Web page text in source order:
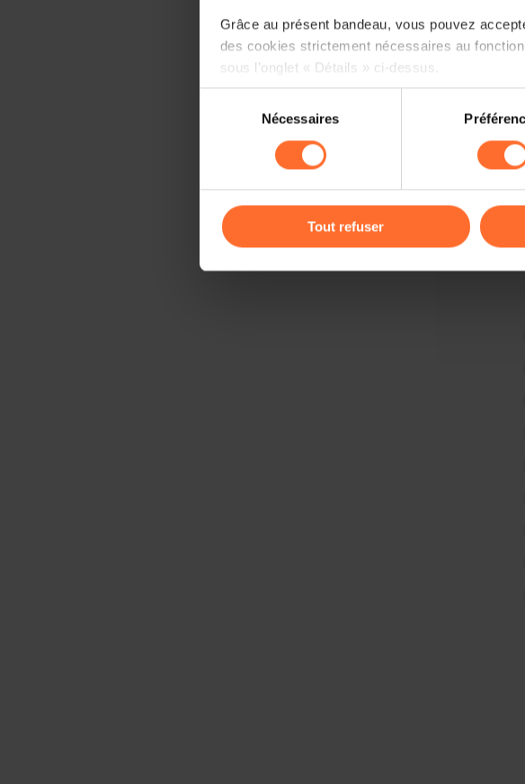
Grâce au présent bandeau, vous pouvez
des cookies strictement nécessaires au
sous l’onglet « Détails » ci-dessus.
Il est précisé que la navigation sur le site et
cas de refus de tous les cookies ou des cookies
gauche de chaque page.
consentement
Nécessaires
Tout refuser